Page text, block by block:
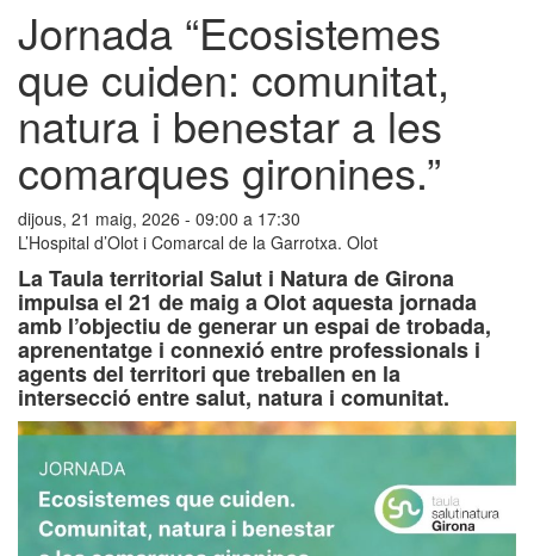
Jornada “Ecosistemes
que cuiden: comunitat,
natura i benestar a les
comarques gironines.”
dijous, 21 maig, 2026 - 09:00 a 17:30
L’Hospital d’Olot i Comarcal de la Garrotxa. Olot
La Taula territorial Salut i Natura de Girona
impulsa el 21 de maig a Olot aquesta jornada
amb l’objectiu de generar un espai de trobada,
aprenentatge i connexió entre professionals i
agents del territori que treballen en la
intersecció entre salut, natura i comunitat.